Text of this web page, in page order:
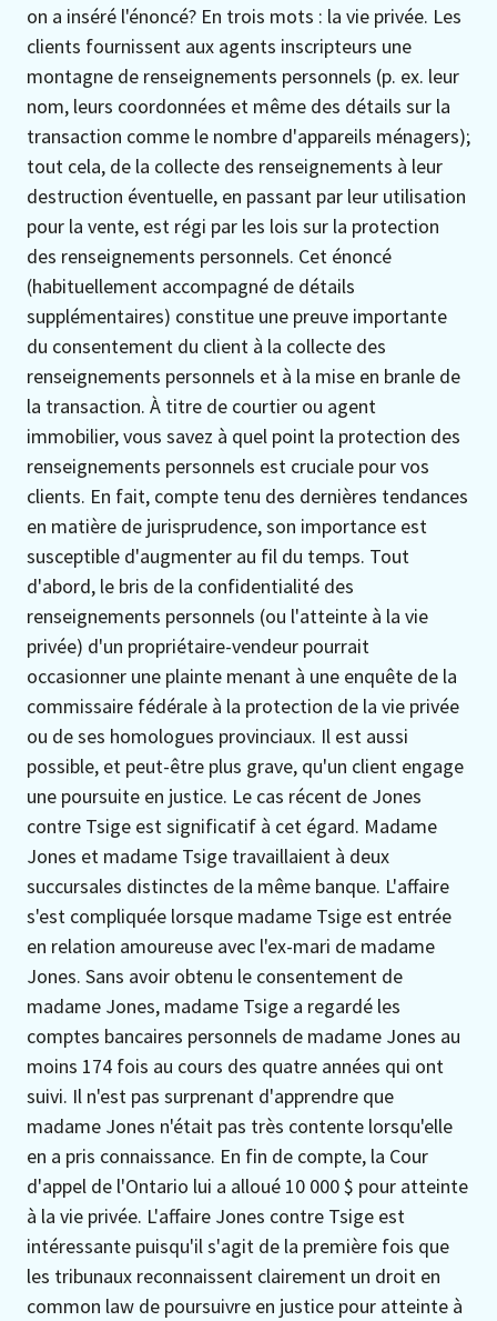
on a inséré l'énoncé? En trois mots : la vie privée. Les
clients fournissent aux agents inscripteurs une
montagne de renseignements personnels (p. ex. leur
nom, leurs coordonnées et même des détails sur la
transaction comme le nombre d'appareils ménagers);
tout cela, de la collecte des renseignements à leur
destruction éventuelle, en passant par leur utilisation
pour la vente, est régi par les lois sur la protection
des renseignements personnels. Cet énoncé
(habituellement accompagné de détails
supplémentaires) constitue une preuve importante
du consentement du client à la collecte des
renseignements personnels et à la mise en branle de
la transaction. À titre de courtier ou agent
immobilier, vous savez à quel point la protection des
renseignements personnels est cruciale pour vos
clients. En fait, compte tenu des dernières tendances
en matière de jurisprudence, son importance est
susceptible d'augmenter au fil du temps. Tout
d'abord, le bris de la confidentialité des
renseignements personnels (ou l'atteinte à la vie
privée) d'un propriétaire-vendeur pourrait
occasionner une plainte menant à une enquête de la
commissaire fédérale à la protection de la vie privée
ou de ses homologues provinciaux. Il est aussi
possible, et peut-être plus grave, qu'un client engage
une poursuite en justice. Le cas récent de Jones
contre Tsige est significatif à cet égard. Madame
Jones et madame Tsige travaillaient à deux
succursales distinctes de la même banque. L'affaire
s'est compliquée lorsque madame Tsige est entrée
en relation amoureuse avec l'ex-mari de madame
Jones. Sans avoir obtenu le consentement de
madame Jones, madame Tsige a regardé les
comptes bancaires personnels de madame Jones au
moins 174 fois au cours des quatre années qui ont
suivi. Il n'est pas surprenant d'apprendre que
madame Jones n'était pas très contente lorsqu'elle
en a pris connaissance. En fin de compte, la Cour
d'appel de l'Ontario lui a alloué 10 000 $ pour atteinte
à la vie privée. L'affaire Jones contre Tsige est
intéressante puisqu'il s'agit de la première fois que
les tribunaux reconnaissent clairement un droit en
common law de poursuivre en justice pour atteinte à